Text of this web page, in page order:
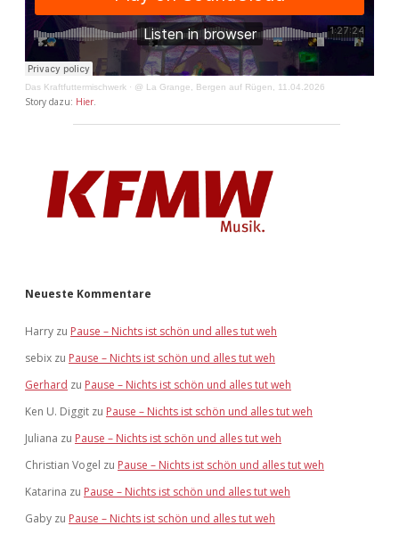
Das Kraftfuttermischwerk · @ La Grange, Bergen auf Rügen, 11.04.2026
Story dazu: Hier.
Neueste Kommentare
Harry zu Pause – Nichts ist schön und alles tut weh
sebix zu Pause – Nichts ist schön und alles tut weh
Gerhard zu Pause – Nichts ist schön und alles tut weh
Ken U. Diggit zu Pause – Nichts ist schön und alles tut weh
Juliana zu Pause – Nichts ist schön und alles tut weh
Christian Vogel zu Pause – Nichts ist schön und alles tut weh
Katarina zu Pause – Nichts ist schön und alles tut weh
Gaby zu Pause – Nichts ist schön und alles tut weh